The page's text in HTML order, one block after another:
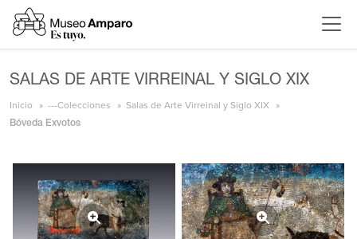
SALAS DE ARTE VIRREINAL Y SIGLO XIX
Inicio ---Colecciones Salas de Arte Virreinal y Siglo XIX
Bóveda Exvotos